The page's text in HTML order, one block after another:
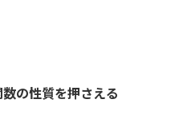
の性質を押さえる